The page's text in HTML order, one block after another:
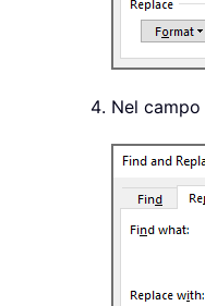
Nel campo